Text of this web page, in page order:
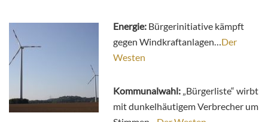
Energie: Bürgerinitiative kämpft
gegen Windkraftanlagen…Der
Westen
Kommunalwahl: „Bürgerliste“ wirbt
mit dunkelhäutigem Verbrecher um